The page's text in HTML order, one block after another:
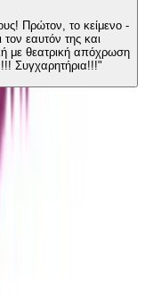
Πρώτον, το κείμενο -
εαυτόν της και
με θεατρική απόχρωση
Συγχαρητήρια!!!"